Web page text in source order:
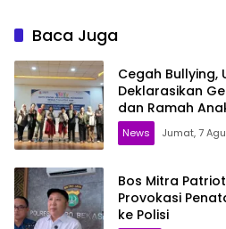
Baca Juga
Cegah Bullying,
Deklarasikan
dan Ramah
News Jumat, 7
Bos Mitra
Provokasi
ke Polisi